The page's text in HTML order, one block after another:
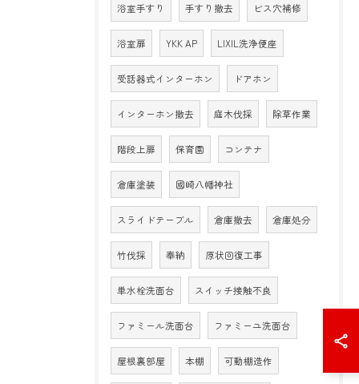
浴室手すり 手すり撤去 ビス穴補修
浴室扉 YKK AP LIXIL洗浄便座
受話器式インターホン ドアホン
インターホン撤去 庭木伐採 除草作業
階段上扉 保育園 コンテナ
倉庫塗装 國崎八幡神社
スライドテーブル 倉庫撤去 倉庫処分
竹伐採 奉納 原状回復工事
単水栓洗面台 スイッチ接触不良
ファミール洗面台 ファミーユ洗面台
屋根裏部屋 本棚 可動棚造作